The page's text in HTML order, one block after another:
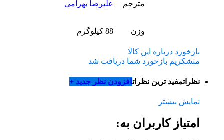
مترجم علیرضا بهرامی
وزن 88 کیلوگرم
بازخورد درباره این کالا
متشکریم بازخورد شما دریافت شد
نظراتمفید ترین نظراتافزودن نظر جدید +
نمایش بیشتر
امتیاز کاربران به: